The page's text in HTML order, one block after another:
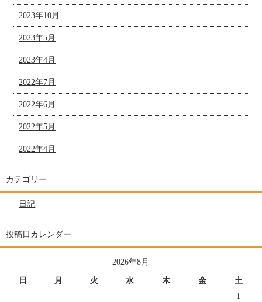
2023年10月
2023年5月
2023年4月
2022年7月
2022年6月
2022年5月
2022年4月
カテゴリー
日記
投稿日カレンダー
2026年8月
日 月 火 水 木 金
土
1